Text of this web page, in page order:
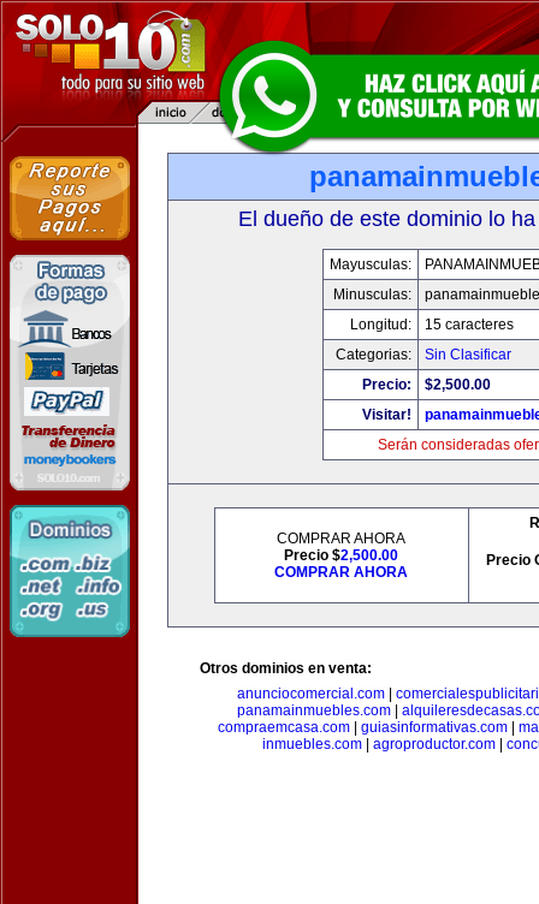
El dueño de este dominio lo
Mayusculas:
Minusculas:
Longitud:
15 caracteres
Categorias:
Sin Clasificar
Precio:
$2,500.00
Visitar!
Serán consideradas
COMPRAR AHORA
Precio $2,500.00
COMPRAR AHORA
Precio
Otros dominios en venta:
anunciocomercial.com
panamainmuebles.com|
compraemcasa.com
guiasinformativas.com
inmuebles.com
agroproductor.com